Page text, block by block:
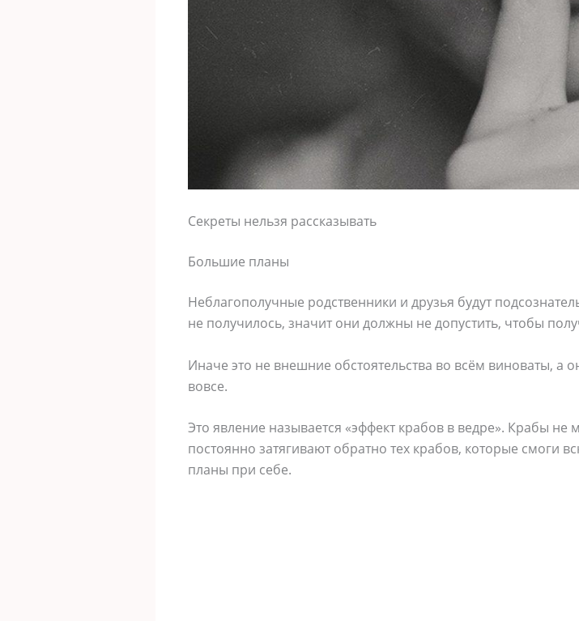
Секреты нельзя рассказывать
Большие планы
Неблагополучные родственники и друзья будут
не получилось, значит они должны не допустить, чтобы
Иначе это не внешние обстоятельства во всём виноваты, а
вовсе.
Это явление называется «эффект крабов в ведре». Крабы не
постоянно затягивают обратно тех крабов, которые смоги
планы при себе.